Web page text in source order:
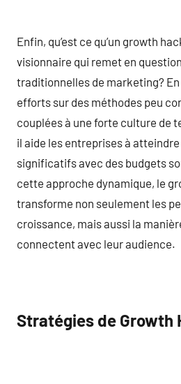
Enfin, qu’est ce qu’un growth
visionnaire qui remet en
traditionnelles de marketing?
efforts sur des méthodes peu
couplées à une forte culture de
il aide les entreprises à
significatifs avec des budgets
cette approche dynamique, le
transforme non seulement les
croissance, mais aussi la
connectent avec leur audience.
Stratégies de Growth